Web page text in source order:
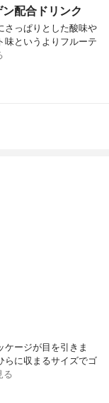
配合ドリンク
さっぱりとした酸味や
味というよりフルーテ
ケージが目を引きま
らに収まるサイズでゴ
る